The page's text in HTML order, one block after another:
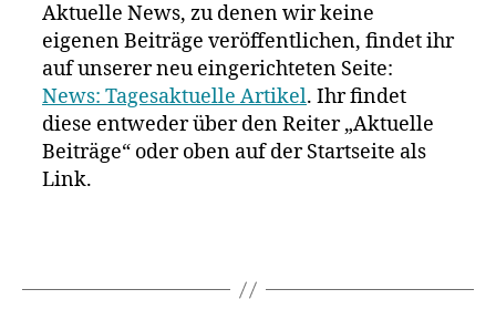
Aktuelle News, zu denen wir keine
eigenen Beiträge veröffentlichen, findet ihr
auf unserer neu eingerichteten Seite:
News: Tagesaktuelle Artikel. Ihr findet
diese entweder über den Reiter „Aktuelle
Beiträge“ oder oben auf der Startseite als
Link.